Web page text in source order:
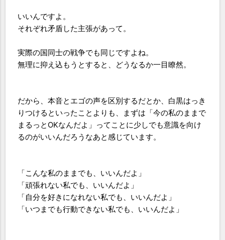
いいんですよ。
それぞれ矛盾した主張があって。
実際の国同士の戦争でも同じですよね。
無理に抑え込もうとすると、どうなるか一目瞭然。
だから、本音とエゴの声を区別するだとか、白黒はっき
りつけるといったことよりも、まずは「今の私のままで
まるっとOKなんだよ」ってことに少しでも意識を向け
るのがいいんだろうなあと感じています。
「こんな私のままでも、いいんだよ」
「頑張れない私でも、いいんだよ」
「自分を好きになれない私でも、いいんだよ」
「いつまでも行動できない私でも、いいんだよ」